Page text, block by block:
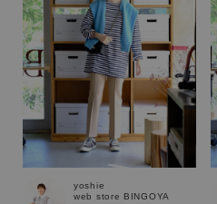
yoshie
web store BINGOYA